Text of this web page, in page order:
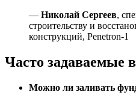
— Николай Сергеев,
строительству и
конструкций, Penetron-1
Часто задаваемые
Можно ли заливать